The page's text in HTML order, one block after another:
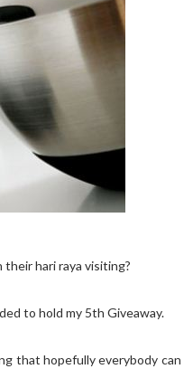
their hari raya visiting?
to hold my 5th Giveaway.
that hopefully everybody can